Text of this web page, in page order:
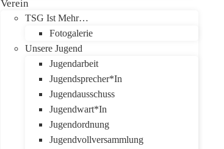
Verein
TSG Ist Mehr…
Fotogalerie
Unsere Jugend
Jugendarbeit
Jugendsprecher*in
Jugendausschuss
Jugendwart*in
Jugendordnung
Jugendvollversammlung